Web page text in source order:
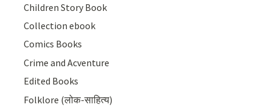
Children Story Book
Collection ebook
Comics Books
Crime and Acventure
Edited Books
Folklore (लोक-साहित्य)